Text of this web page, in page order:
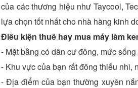
của các thương hiệu như Taycool,
lựa chọn tốt nhất cho nhà hàng kinh
Điều kiện thuê hay mua máy làm
- Mặt bằng có dân cư đông, mức
- Khu vực của bạn rất đông thiếu nhi,
- Địa điểm của bạn thường xuyên